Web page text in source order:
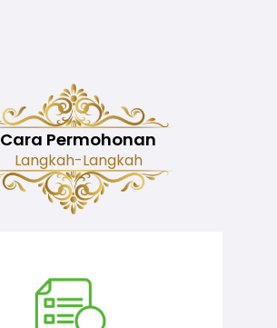
Cara Permohonan
Langkah-Langkah